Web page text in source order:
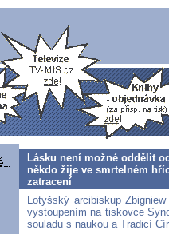
Lásku není možné oddělit
někdo žije ve smrtelném
zatracení
Lotyšský arcibiskup
vystoupením na tiskovce
souladu s naukou a Tradicí